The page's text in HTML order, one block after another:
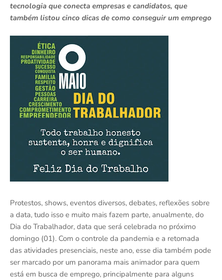
tecnologia que conecta empresas e candidatos, que
também listou cinco dicas de como conseguir um emprego
Protestos, shows, eventos diversos, debates, reflexões sobre
a data, tudo isso e muito mais fazem parte, anualmente, do
Dia do Trabalhador, data que será celebrada no próximo
domingo (01). Com o controle da pandemia e a retomada
das atividades presenciais, neste ano, esse dia também pode
ser marcado por um panorama mais animador para quem
está em busca de emprego, principalmente para alguns